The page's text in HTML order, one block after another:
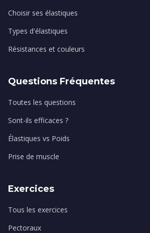
Choisir ses élastiques
Types d'élastiques
Résistances et couleurs
Questions Fréquentes
Toutes les questions
Sont-ils efficaces ?
Élastiques vs Poids
Prise de muscle
Exercices
Tous les exercices
Pectoraux